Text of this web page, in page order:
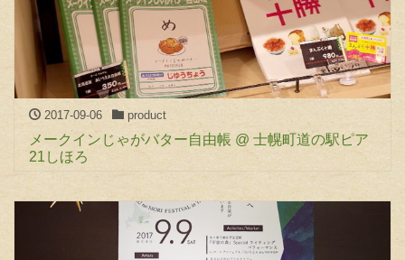
2017-09-06 product
メークインじゃがバター自由帳 @ 士幌町道の駅ピア
21しほろ